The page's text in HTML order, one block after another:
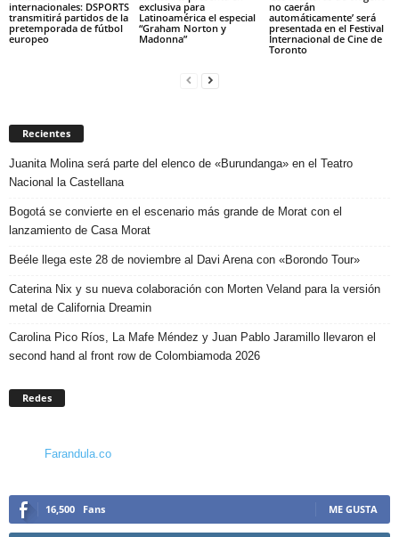
internacionales: DSPORTS
transmitirá partidos de la
pretemporada de fútbol
europeo
exclusiva para
Latinoamérica el especial
“Graham Norton y
Madonna”
no caerán
automáticamente’ será
presentada en el Festival
Internacional de Cine de
Toronto
Recientes
Juanita Molina será parte del elenco de «Burundanga» en el Teatro
Nacional la Castellana
Bogotá se convierte en el escenario más grande de Morat con el
lanzamiento de Casa Morat
Beéle llega este 28 de noviembre al Davi Arena con «Borondo Tour»
Caterina Nix y su nueva colaboración con Morten Veland para la versión
metal de California Dreamin
Carolina Pico Ríos, La Mafe Méndez y Juan Pablo Jaramillo llevaron el
second hand al front row de Colombiamoda 2026
Redes
Farandula.co
16,500 Fans ME GUSTA